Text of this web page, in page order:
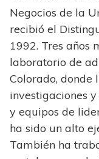
Negocios de la
recibió el
1992. Tres años
laboratorio de
Colorado, donde
investigaciones
y equipos de
ha sido un alto
También ha